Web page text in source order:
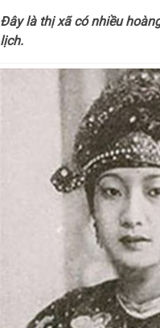
Đây là thị xã có nhiều
lịch.